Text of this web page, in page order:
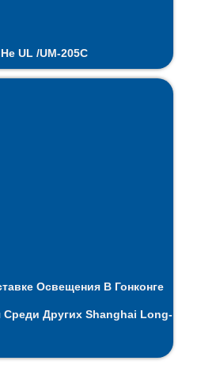
UL /UM-205C
Освещения В Гонконге
Среди Других Shanghai Long-